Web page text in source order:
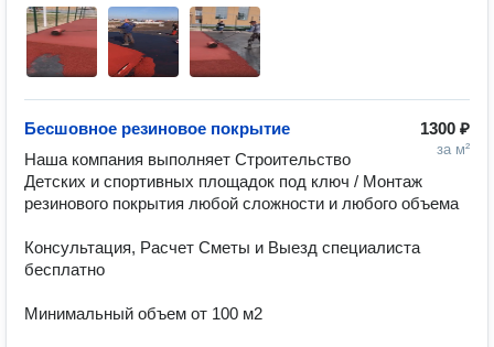
1300 ₽
за м²
Бесшовное резиновое покрытие
Наша компания выполняет Строительство
Детских и спортивных площадок под ключ / Монтаж
резинового покрытия любой сложности и любого объема
Консультация, Расчет Сметы и Выезд специалиста
бесплатно
Минимальный объем от 100 м2